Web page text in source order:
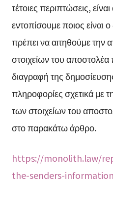
τέτοιες περιπτώσεις,
εντοπίσουμε ποιος είναι
πρέπει να αιτηθούμε
στοιχείων του
διαγραφή της
πληροφορίες σχετικά με
των στοιχείων του
στο παρακάτω άρθρο.
https://monolith.law/
the-senders-